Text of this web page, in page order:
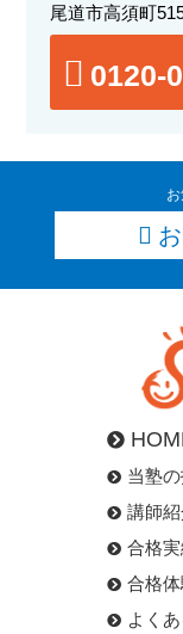
尾道市高須町
0120-
当塾
講師
合格
合格
よく